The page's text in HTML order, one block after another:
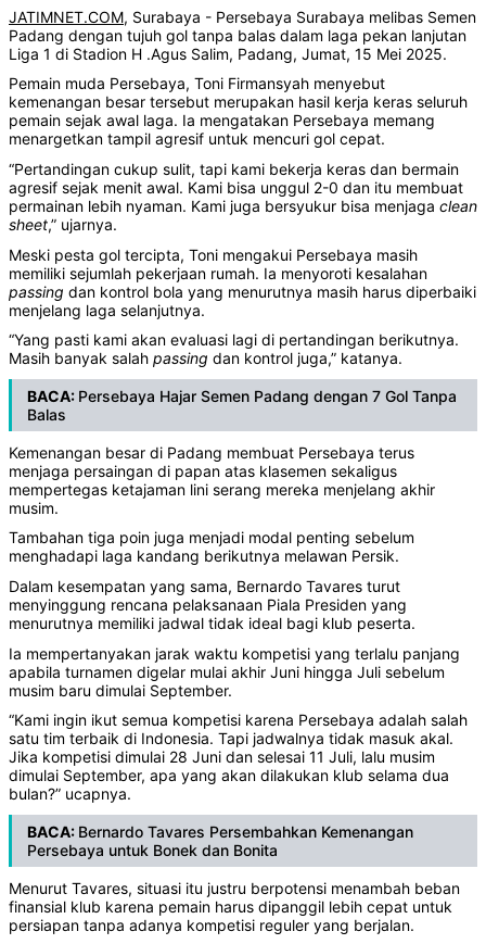
JATIMNET.COM, Surabaya - Persebaya Surabaya melibas Semen
Padang dengan tujuh gol tanpa balas dalam laga pekan lanjutan
Liga 1 di Stadion H .Agus Salim, Padang, Jumat, 15 Mei 2025.
Pemain muda Persebaya, Toni Firmansyah menyebut
kemenangan besar tersebut merupakan hasil kerja keras seluruh
pemain sejak awal laga. Ia mengatakan Persebaya memang
menargetkan tampil agresif untuk mencuri gol cepat.
“Pertandingan cukup sulit, tapi kami bekerja keras dan bermain
agresif sejak menit awal. Kami bisa unggul 2-0 dan itu membuat
permainan lebih nyaman. Kami juga bersyukur bisa menjaga clean
sheet,” ujarnya.
Meski pesta gol tercipta, Toni mengakui Persebaya masih
memiliki sejumlah pekerjaan rumah. Ia menyoroti kesalahan
passing dan kontrol bola yang menurutnya masih harus diperbaiki
menjelang laga selanjutnya.
“Yang pasti kami akan evaluasi lagi di pertandingan berikutnya.
Masih banyak salah passing dan kontrol juga,” katanya.
BACA: Persebaya Hajar Semen Padang dengan 7 Gol Tanpa
Balas
Kemenangan besar di Padang membuat Persebaya terus
menjaga persaingan di papan atas klasemen sekaligus
mempertegas ketajaman lini serang mereka menjelang akhir
musim.
Tambahan tiga poin juga menjadi modal penting sebelum
menghadapi laga kandang berikutnya melawan Persik.
Dalam kesempatan yang sama, Bernardo Tavares turut
menyinggung rencana pelaksanaan Piala Presiden yang
menurutnya memiliki jadwal tidak ideal bagi klub peserta.
Ia mempertanyakan jarak waktu kompetisi yang terlalu panjang
apabila turnamen digelar mulai akhir Juni hingga Juli sebelum
musim baru dimulai September.
“Kami ingin ikut semua kompetisi karena Persebaya adalah salah
satu tim terbaik di Indonesia. Tapi jadwalnya tidak masuk akal.
Jika kompetisi dimulai 28 Juni dan selesai 11 Juli, lalu musim
dimulai September, apa yang akan dilakukan klub selama dua
bulan?” ucapnya.
BACA: Bernardo Tavares Persembahkan Kemenangan
Persebaya untuk Bonek dan Bonita
Menurut Tavares, situasi itu justru berpotensi menambah beban
finansial klub karena pemain harus dipanggil lebih cepat untuk
persiapan tanpa adanya kompetisi reguler yang berjalan.